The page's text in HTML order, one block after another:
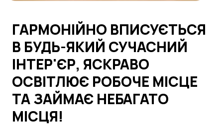
ГАРМОНІЙНО ВПИСУЄТЬСЯ
В БУДЬ-ЯКИЙ СУЧАСНИЙ
ІНТЕР'ЄР, ЯСКРАВО
ОСВІТЛЮЄ РОБОЧЕ МІСЦЕ
ТА ЗАЙМАЄ НЕБАГАТО
МІСЦЯ!